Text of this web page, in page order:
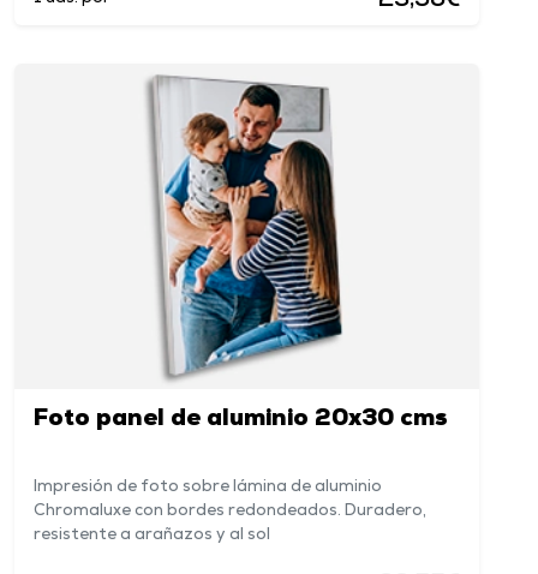
Foto panel de aluminio 20x30 cms
Impresión de foto sobre lámina de aluminio
Chromaluxe con bordes redondeados. Duradero,
resistente a arañazos y al sol